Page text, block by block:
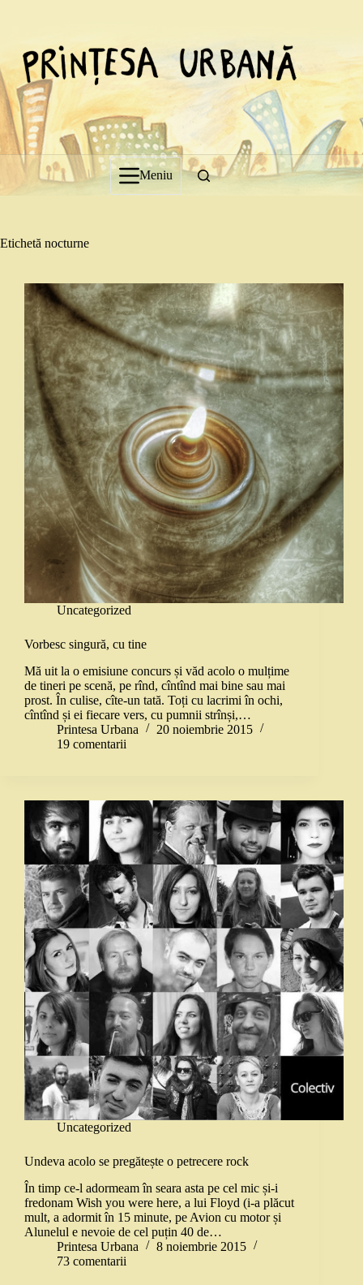
Meniu
Etichetă nocturne
Uncategorized
Vorbesc singură, cu tine
Mă uit la o emisiune concurs și văd acolo o mulțime
de tineri pe scenă, pe rînd, cîntînd mai bine sau mai
prost. În culise, cîte-un tată. Toți cu lacrimi în ochi,
cîntînd și ei fiecare vers, cu pumnii strînși,…
Printesa Urbana
20 noiembrie 2015
19 comentarii
Uncategorized
Undeva acolo se pregătește o petrecere rock
În timp ce-l adormeam în seara asta pe cel mic și-i
fredonam Wish you were here, a lui Floyd (i-a plăcut
mult, a adormit în 15 minute, pe Avion cu motor și
Alunelul e nevoie de cel puțin 40 de…
Printesa Urbana
8 noiembrie 2015
73 comentarii